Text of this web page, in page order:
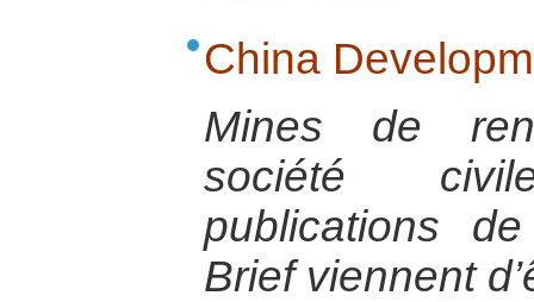
China
Mines de
société
publications
Brief viennent